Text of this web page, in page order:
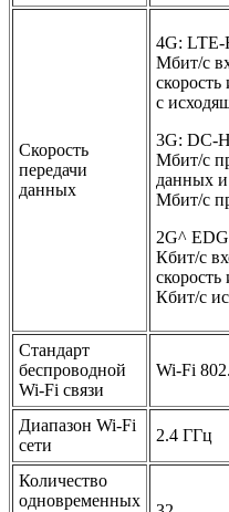
Скорость
передачи
данных
4G: LTE-
Мбит/с
с
3G: DC-
Мбит/с
данных
Мбит/с
2G^
Кбит/с
скорость
Кбит/с
Стандарт
беспроводной
Wi-Fi связи
Wi-Fi
Диапазон Wi-Fi
сети
2.4 ГГц
Количество
одновременных